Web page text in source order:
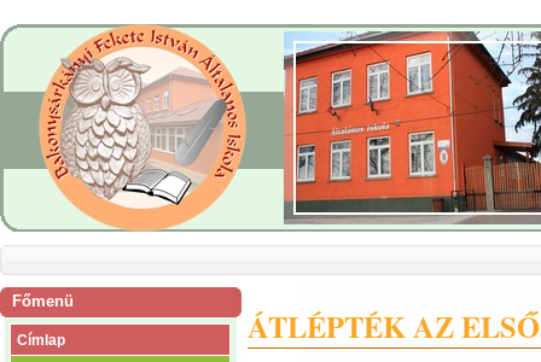
Főmenü
Címlap
ÁTLÉPTÉK AZ